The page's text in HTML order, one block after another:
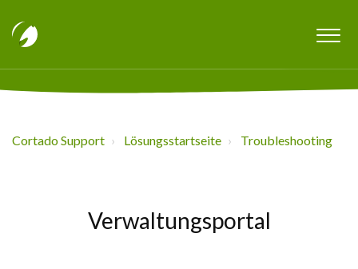
Cortado Support Lösungsstartseite Troubleshooting
Verwaltungsportal